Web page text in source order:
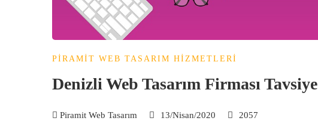
PIRAMIT WEB TASARIM HIZMETLERI
Denizli Web Tasarım Firması Tavsiye
Piramit Web Tasarım 13/Nisan/2020 2057